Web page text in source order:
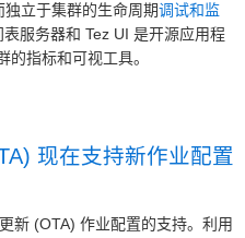
立于集群的生命周期调试和监
服务器和 Tez UI 是开源应用程
的指标和可视工具。
现在支持新作业配置
新 (OTA) 作业配置的支持。利用